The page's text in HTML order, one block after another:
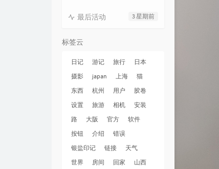
3 星期前
最后活动
标签云
日记 游记 旅行
日本
摄影
japan 上海
猫
东西
杭州 用户
胶卷
设置
旅游 相机
安装
路
大阪 官方
软件
按钮
介绍
错误
银盐印记
链接
天气
世界
房间 回家 山西